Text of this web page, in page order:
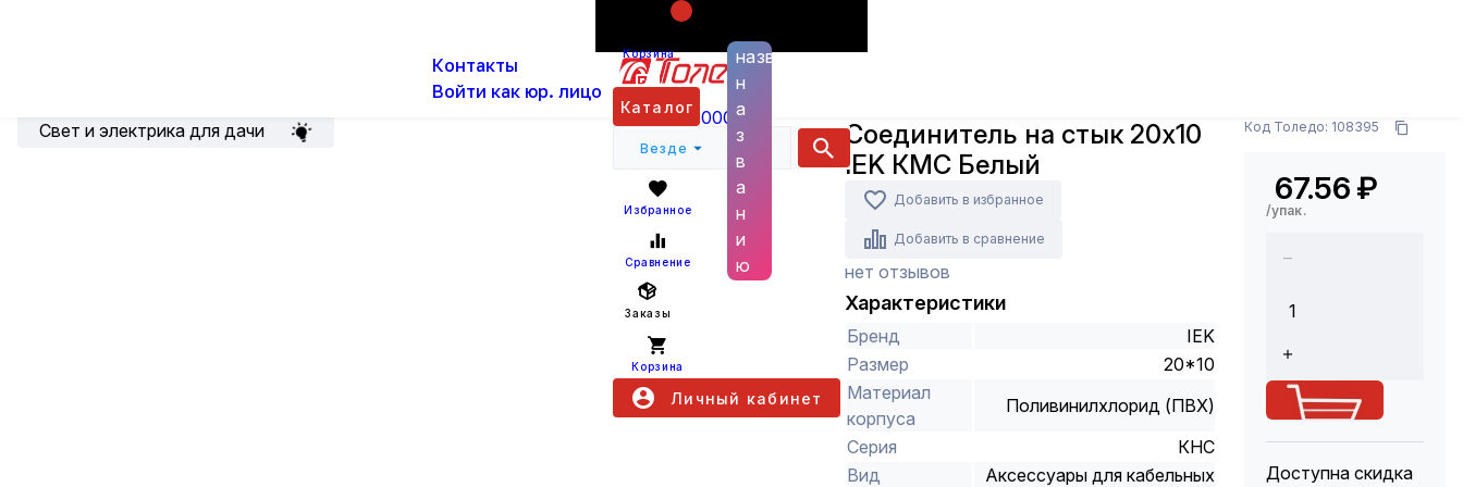
Контакты
Войти как юр. лицо
Корзина
+7 (800) 6000 600
Каталог
Везде
названию
н
а
з
в
а
н
и
ю
Избранное
Сравнение
Заказы
Корзина
Личный кабинет
Свет и электрика для дачи
Каталог Кабеленесущие системы и аксессуары
на стык 20х10 IEK КМС Белый
Соединитель на стык 20х10
IEK КМС Белый
Добавить в избранное
Добавить в сравнение
нет отзывов
Характеристики
Бренд
IEK
Размер
20*10
Материал
корпуса
Поливинилхлорид (ПВХ)
Серия
КНС
Вид
Аксессуары для кабельных
Код Толедо: 108395
67.56 ₽
/упак.
Доступна скидка